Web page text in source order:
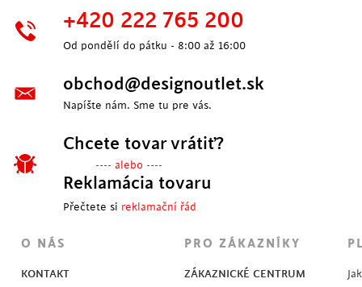
POSLEDNÉ KUSY
+420 222 765 200
Od pondělí do pátku - 8:00 až 16:00
obchod@designoutlet.sk
Napíšte nám. Sme tu pre vás.
Chcete tovar vrátiť?
---- alebo ----
Reklamácia tovaru
Přečtete si reklamační řád
O NÁS
KONTAKT
PRO ZÁKAZNÍKY
ZÁKAZNICKÉ CENTRUM